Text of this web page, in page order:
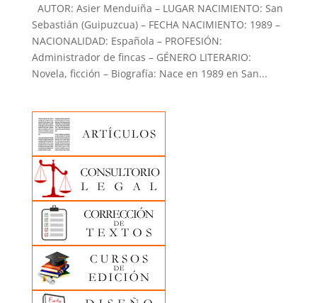
AUTOR: Asier Menduiña – LUGAR NACIMIENTO: San
Sebastián (Guipuzcua) – FECHA NACIMIENTO: 1989 –
NACIONALIDAD: Española – PROFESIÓN:
Administrador de fincas – GÉNERO LITERARIO:
Novela, ficción – Biografía: Nace en 1989 en San...